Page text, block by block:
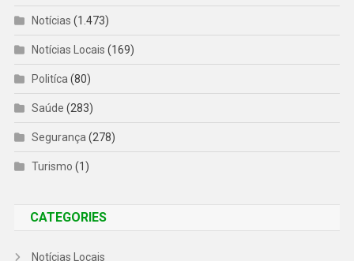
Notícias (1.473)
Notícias Locais (169)
Politíca (80)
Saúde (283)
Segurança (278)
Turismo (1)
CATEGORIES
Notícias Locais